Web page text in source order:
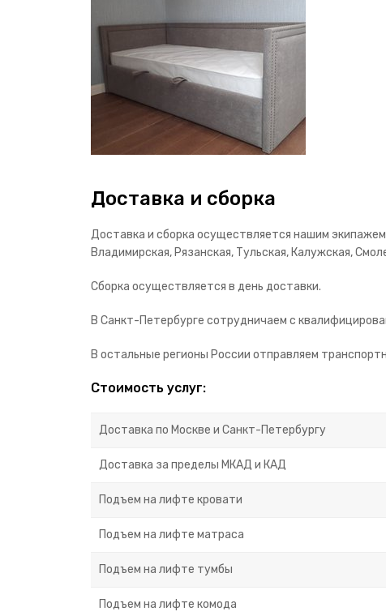
Доставка и сборка
Доставка и сборка осуществляется нашим
Владимирская, Рязанская, Тульская, Калужская,
Сборка осуществляется в день доставки.
В Санкт-Петербурге сотрудничаем с
В остальные регионы России отправляем
Стоимость услуг:
Доставка по Москве и Санкт-Петербургу
Доставка за пределы МКАД и КАД
Подъем на лифте кровати
Подъем на лифте матраса
Подъем на лифте тумбы
Подъем на лифте комода